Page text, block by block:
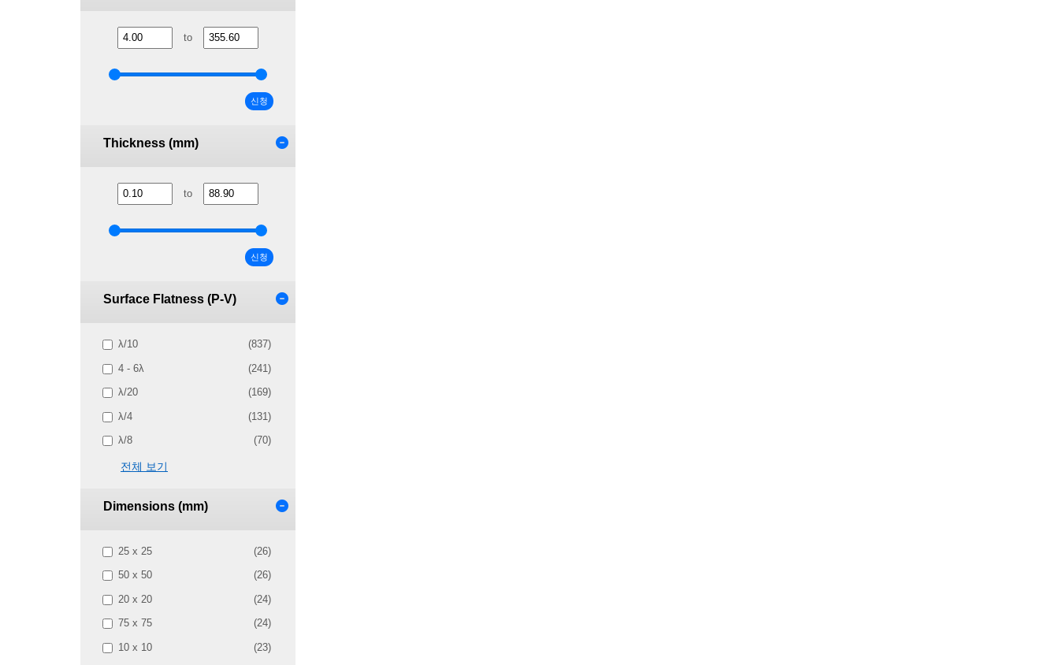
to
신청
Thickness (mm)
to
신청
Surface Flatness (P-V)
λ/10 (837)
4 - 6λ (241)
λ/20 (169)
λ/4 (131)
λ/8 (70)
전체 보기
Dimensions (mm)
25 x 25 (26)
50 x 50 (26)
20 x 20 (24)
75 x 75 (24)
10 x 10 (23)